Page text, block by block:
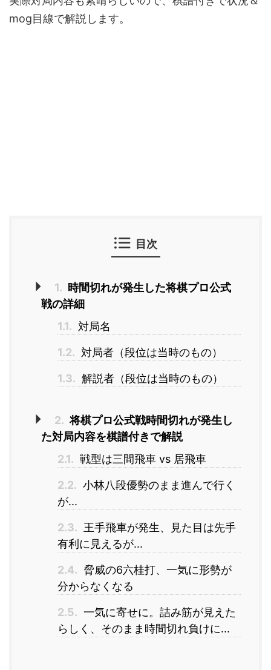
mog目線で解説します。
目次
1.
時間切れが発生した将棋プロ公式
戦の詳細
1.1. 対局名
1.2. 対局者（段位は当時のもの）
1.3. 解説者（段位は当時のもの）
2. 将棋プロ公式戦時間切れが発生し
た対局内容を棋譜付きで解説
2.1. 戦型は三間飛車 vs 居飛車
2.2. 小林八段優勢のまま進んで行く
が...
2.3. 王手飛車が発生、見た目は先手
有利に見えるが...
2.4. 脅威の6六桂打、一気に形勢が
分からなくなる
2.5. 一気に寄せに。詰み筋が見えた
らしく、そのまま時間切れ負けに...